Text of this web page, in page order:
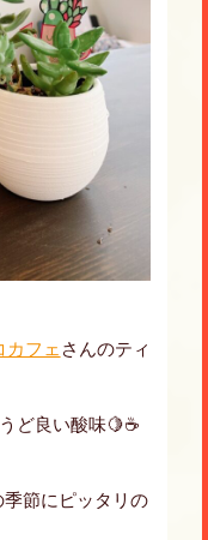
カフェ さんのティ
ど良い酸味🍋☕️
節にピッタリの